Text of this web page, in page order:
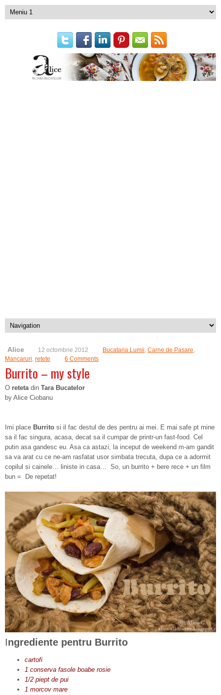
Alice 12 octombrie 2012 Bucataria Lumii, Carne de Pasare,
Mancaruri, retete 6 Comments
Burrito – my style
O retetadin Tara Bucatelor
by Alice Ciobanu
Imi place Burrito si il fac destul de des pentru ai mei. E mai safe pt mine
sa il fac singura, acasa, decat sa il cumpar de printr-un fast-food. Cel
putin asa gandesc eu. Asa ca astazi, la inceput de weekend m-am gandit
sa va arat cu ce ne-am rasfatat usor simbata trecuta, dupa ce a adormit
copilul si cainele… liniste in casa… So, un burrito + bere rece + un film
bun = De repetat!
Ingrediente pentru Burrito
cartofi
1 conserva fasole boabe rosie
1/2 piept de pui
1 morcov mare